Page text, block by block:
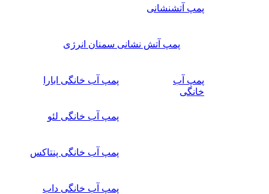
پمپ آتشنشانی
پمپ آتش نشانی سمنان انرژی
پمپ آب
خانگی
پمپ آب خانگی ابارا
پمپ آب خانگی لئو
پمپ آب خانگی پنتاکس
پمپ آب خانگی داب